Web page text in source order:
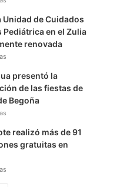
Unidad de Cuidados
Pediátrica en el Zulia
renovada
presentó la
de las fiestas de
Begoña
realizó más de 91
gratuitas en